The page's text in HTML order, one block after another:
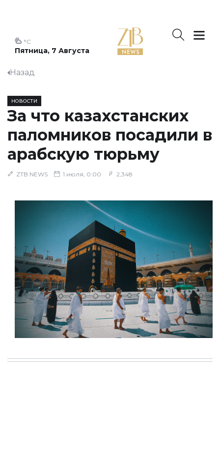
Пятница, 7 Августа
°C
Назад
НОВОСТИ
За что казахстанских
паломников посадили в
арабскую тюрьму
ZTB NEWS 1 июля, 0:00 2,348